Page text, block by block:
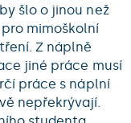
šlo o jinou než
mimoškolní
Z náplně
jiné práce musí
práce s náplní
nepřekrývají.